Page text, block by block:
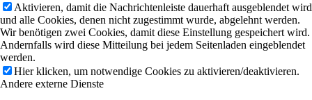
Aktivieren, damit die Nachrichtenleiste dauerhaft ausgeblendet wird
und alle Cookies, denen nicht zugestimmt wurde, abgelehnt werden.
Wir benötigen zwei Cookies, damit diese Einstellung gespeichert wird.
Andernfalls wird diese Mitteilung bei jedem Seitenladen eingeblendet
werden.
Hier klicken, um notwendige Cookies zu aktivieren/deaktivieren.
Andere externe Dienste